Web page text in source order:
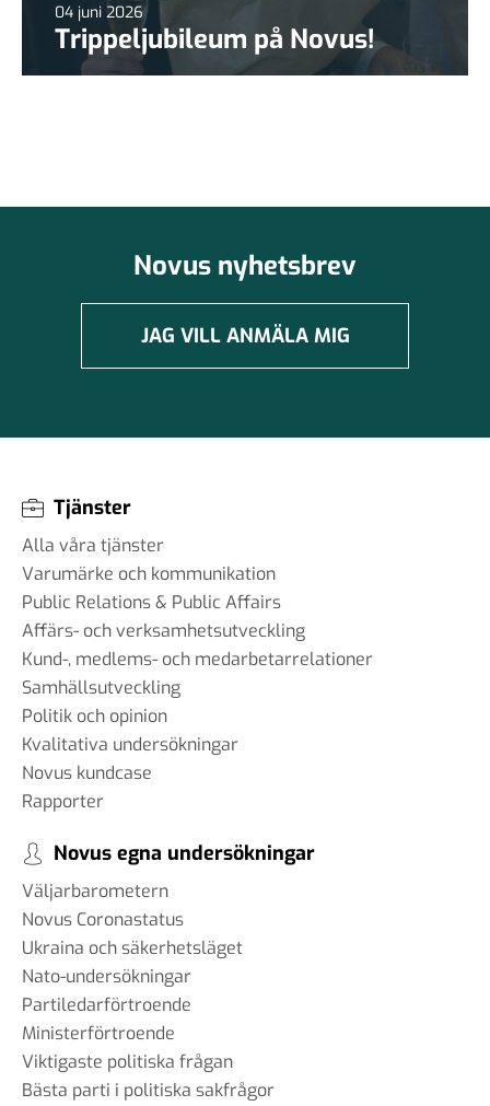
04 juni 2026
Trippeljubileum på Novus!
Novus nyhetsbrev
JAG VILL ANMÄLA MIG
Tjänster
Alla våra tjänster
Varumärke och kommunikation
Public Relations & Public Affairs
Affärs- och verksamhetsutveckling
Kund-, medlems- och medarbetarrelationer
Samhällsutveckling
Politik och opinion
Kvalitativa undersökningar
Novus kundcase
Rapporter
Novus egna undersökningar
Väljarbarometern
Novus Coronastatus
Ukraina och säkerhetsläget
Nato-undersökningar
Partiledarförtroende
Ministerförtroende
Viktigaste politiska frågan
Bästa parti i politiska sakfrågor